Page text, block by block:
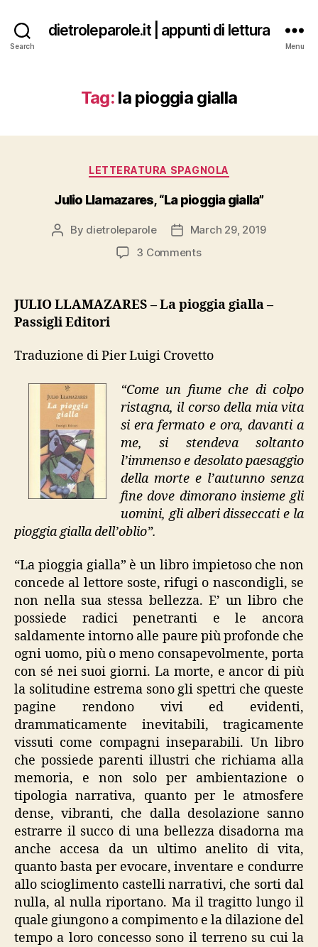
Search
dietroleparole.it | appunti di lettura
Menu
Tag: la pioggia gialla
Categories
LETTERATURA SPAGNOLA
Julio Llamazares, “La pioggia gialla”
Post
By dietroleparole
PostMarch 29, 2019
3 Commentson
“La
pioggia
JULIO LLAMAZARES – La pioggia gialla –
Passigli Editori
Traduzione di Pier Luigi Crovetto
“Come un fiume che di colpo
ristagna, il corso della mia vita
si era fermato e ora, davanti a
me, si stendeva soltanto
l’immenso e desolato paesaggio
della morte e l’autunno senza
fine dove dimorano insieme gli
uomini, gli alberi disseccati e la
pioggia gialla dell’oblio”.
“La pioggia gialla” è un libro impietoso che non
concede al lettore soste, rifugi o nascondigli, se
non nella sua stessa bellezza. E’ un libro che
possiede radici penetranti e le ancora
saldamente intorno alle paure più profonde che
ogni uomo, più o meno consapevolmente, porta
con sé nei suoi giorni. La morte, e ancor di più
la solitudine estrema sono gli spettri che queste
pagine rendono vivi ed evidenti,
drammaticamente inevitabili, tragicamente
vissuti come compagni inseparabili. Un libro
che possiede parenti illustri che richiama alla
memoria, e non solo per ambientazione o
tipologia narrativa, quanto per le atmosfere
dense, vibranti, che dalla desolazione sanno
estrarre il succo di una bellezza disadorna ma
anche accesa da un ultimo anelito di vita,
quanto basta per evocare, inventare e condurre
allo scioglimento castelli narrativi, che sorti dal
nulla, al nulla riportano. Ma il tragitto lungo il
quale giungono a compimento e la dilazione del
tempo a loro concesso sono il terreno su cui la